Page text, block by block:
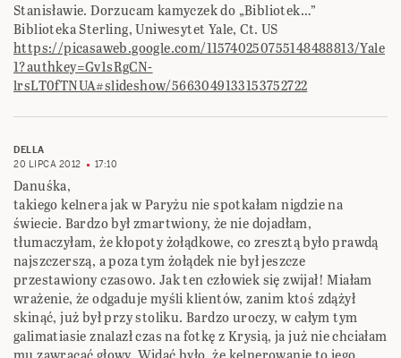
Stanisławie. Dorzucam kamyczek do „Bibliotek…”
Biblioteka Sterling, Uniwesytet Yale, Ct. US
https://picasaweb.google.com/115740250755148488813/Yale
1?authkey=Gv1sRgCN-
lrsLT0fTNUA#slideshow/5663049133153752722
DELLA
20 LIPCA 2012
17:10
Danuśka,
takiego kelnera jak w Paryżu nie spotkałam nigdzie na
świecie. Bardzo był zmartwiony, że nie dojadłam,
tłumaczyłam, że kłopoty żołądkowe, co zresztą było prawdą
najszczerszą, a poza tym żołądek nie był jeszcze
przestawiony czasowo. Jak ten człowiek się zwijał! Miałam
wrażenie, że odgaduje myśli klientów, zanim ktoś zdążył
skinąć, już był przy stoliku. Bardzo uroczy, w całym tym
galimatiasie znalazł czas na fotkę z Krysią, ja już nie chciałam